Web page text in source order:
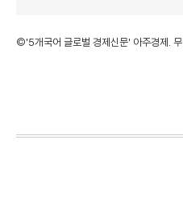
©'5개국어 글로벌 경제신문' 아주경제. 무